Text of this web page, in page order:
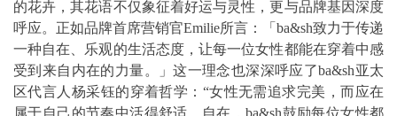
的花卉，其花语不仅象征着好运与灵性，更与品牌基因深度
呼应。正如品牌首席营销官Emilie所言：「ba&sh致力于传递
一种自在、乐观的生活态度，让每一位女性都能在穿着中感
受到来自内在的力量。」这一理念也深深呼应了ba&sh亚太
区代言人杨采钰的穿着哲学：“女性无需追求完美，而应在
属于自己的节奏中活得舒适、自在，ba&sh鼓励每位女性都